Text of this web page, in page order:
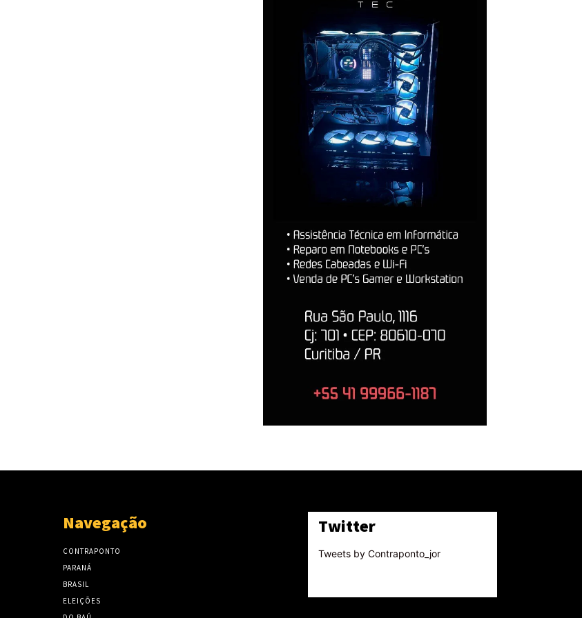
Navegação
CONTRAPONTO
PARANÁ
BRASIL
ELEIÇÕES
Twitter
Tweets by Contraponto_jor